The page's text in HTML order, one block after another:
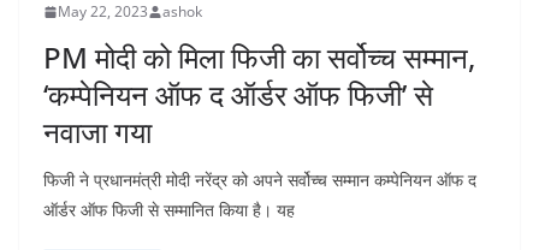
May 22, 2023 ashok
PM मोदी को मिला फिजी का सर्वोच्च सम्मान,
‘कम्पेनियन ऑफ द ऑर्डर ऑफ फिजी’ से
नवाजा गया
फिजी ने प्रधानमंत्री मोदी नरेंद्र को अपने सर्वोच्च सम्मान कम्पेनियन ऑफ द
ऑर्डर ऑफ फिजी से सम्मानित किया है। यह